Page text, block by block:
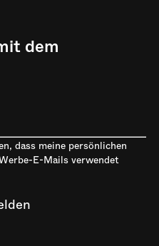
dem
dass meine persönlichen
E-Mails verwendet